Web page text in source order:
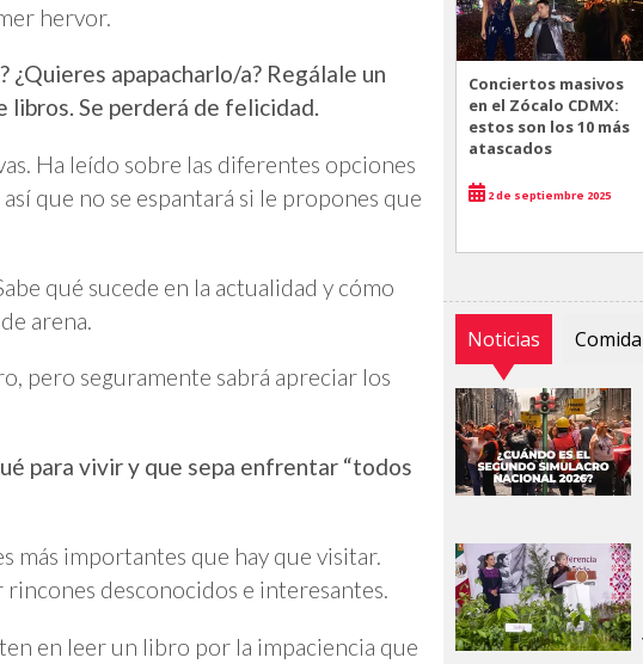
hervor.
¿Quieres apapacharlo/a? Regálale un
libros. Se perderá de felicidad.
Ha leído sobre las diferentes opciones
que no se espantará si le propones que
qué sucede en la actualidad y cómo
arena.
pero seguramente sabrá apreciar los
para vivir y que sepa enfrentar “todos
más importantes que hay que visitar.
desconocidos e interesantes.
en leer un libro por la impaciencia que
Conciertos masivos
en el Zócalo CDMX:
estos son los 10 más
atascados
2 de septiembre 2025
Noticias Comida